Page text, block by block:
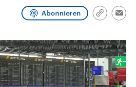
neuen
Berichte
Parteien
Wirtschaftlich und
gehören die Vereinigten
den mächtigsten Ländern
Podcasts
Abonnieren
Link